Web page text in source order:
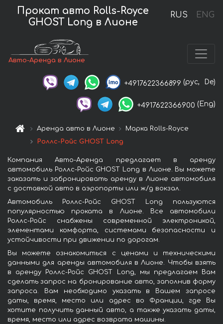
RUS ENG
Прокат авто Rolls-Royce
GHOST Long в Лионе
Авто-Аренда в Лионе
+4917622366899 (рус, De)
+4917622366900 (Eng)
Аренда авто в Лионе
Марка Rolls-Royce
Роллс-Ройс GHOST Long
Компания Авто-Аренда предлагает в аренду
автомобиль Роллс-Ройс GHOST Long в Лионе. Вы можете
заказать и забронировать аренду в Лионе автомобиля
с доставкой авто в аэропорты или ж/д вокзал.
Автомобиль Роллс-Ройс GHOST Long пользуются
популярностью проката в Лионе. Все автомобили
Роллс-Ройс снабжены современной электроникой,
элементами комфорта, системами безопасности и
устойчивости при движении по дорогам.
Вы можете ознакомиться с ценами и техническими
данными для аренды автомобиля в Лионе. Чтобы взять
в аренду Роллс-Ройс GHOST Long, мы предлагаем Вам
сделать запрос на бронирование авто, заполнив форму
запроса. Вам необходимо указать в Вашем запросе
даты, время, место или адрес во Франции, где Вы
хотите получить данный авто, а также указать даты,
время, место или адрес возврата машины.